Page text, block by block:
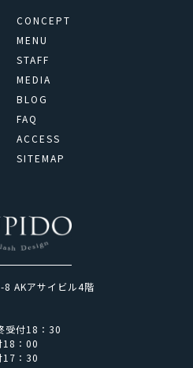
CONCEPT
MENU
STAFF
MEDIA
BLOG
FAQ
ACCESS
SITEMAP
AKアサイビル4階
受付18：30
18：00
17：30